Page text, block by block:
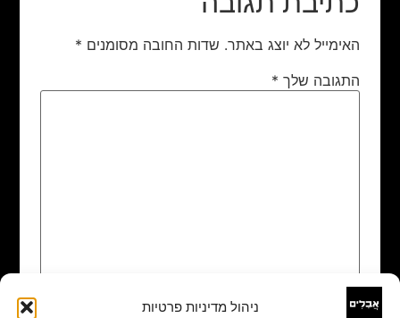
ניהול מדיניות פרטיות
האימייל לא יוצג באתר. שדות החובה מסומנים *
התגובה שלך *
שם